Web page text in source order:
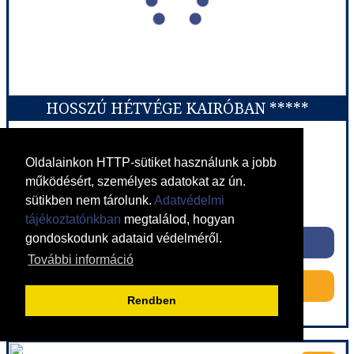
Oldalainkon HTTP-sütiket használunk a jobb
működésért, személyes adatokat az ún.
sütikben nem tárolunk. Adatvédelmi
tájékoztatónkban megtalálod, hogyan
gondoskodunk adataid védelméről.
További információ
Rendben
Ellátás: Félpanzió
Szálláskategória:Hotel ****
Időpont: 2026-10-17 | 7 éj
már 611.100 Ft-tól
Időpontok és árak
HOSSZÚ HÉTVÉGE KAIRÓBAN *****
619.000 Ft-tól
Ellátás: Reggeli
Időpontok és árak
Bőröndbe
HOSSZÚ HÉTVÉGE KAIRÓBAN *****